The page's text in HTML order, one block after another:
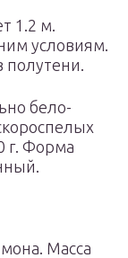
1.2 м.
условиям.
полутени.
бело-
г. Форма
Масса